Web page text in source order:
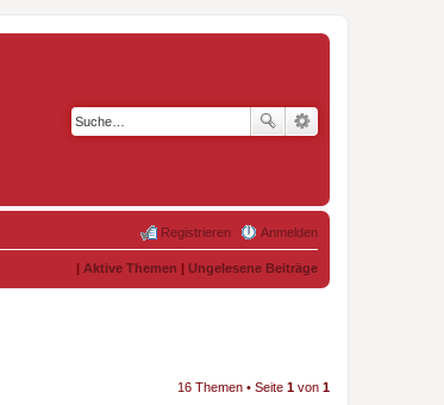
Anmelden
Registrieren
| Aktive Themen | Ungelesene Beiträge
16 Themen • Seite 1 von 1